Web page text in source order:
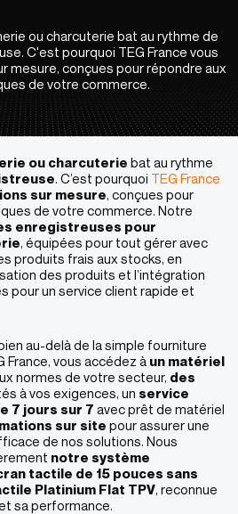
ou charcuterie bat au rythme de
C'est pourquoi TEG France vous
mesure, conçues pour répondre aux
de votre commerce.
ou charcuterie bat au rythme
. C’est pourquoi TEG France
sur mesure, conçues pour
de votre commerce. Notre
enregistreuses pour
, équipées pour tout gérer avec
produits frais aux stocks, en
des produits et l’intégration
pour un service client rapide et
au-delà de la simple fourniture
France, vous accédez à un matériel
normes de votre secteur, des
à vos exigences, un service
7 jours sur 7 avec prêt de matériel
sur site pour assurer une
de nos solutions​. Nous
notre système
tactile de 15 pouces sans
Platinium Flat TPV, reconnue
sa performance.